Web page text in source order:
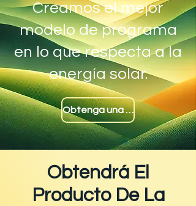
Creamos el mejor
modelo de programa
en lo que respecta a la
energía solar.
Obtenga una cotización
Obtendrá El
Producto De La